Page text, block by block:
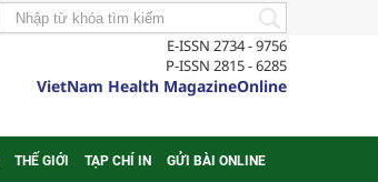
E-ISSN 2734 - 9756
P-ISSN 2815 - 6285
VietNam Health MagazineOnline
THẾ GIỚI TẠP CHÍ IN GỬI BÀI ONLINE